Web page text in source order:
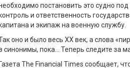
постановить это судно
и ответственность
и экипаж на военную службу.
оно и было весь ХХ век, а слова
синонимы, пока … Теперь следите за
Газета The Financial Times сообщает,